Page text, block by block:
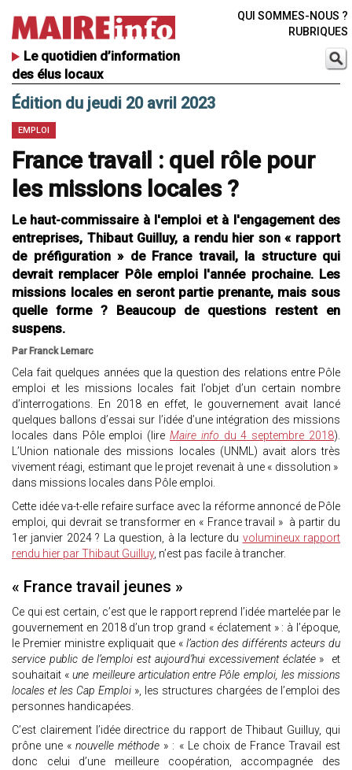
Le quotidien d’information
des élus locaux
QUI SOMMES-NOUS ?
RUBRIQUES
Édition du jeudi 20 avril 2023
EMPLOI
France travail : quel rôle pour
les missions locales ?
Le haut-commissaire à l'emploi et à l'engagement des
entreprises, Thibaut Guilluy, a rendu hier son « rapport
de préfiguration » de France travail, la structure qui
devrait remplacer Pôle emploi l'année prochaine. Les
missions locales en seront partie prenante, mais sous
quelle forme ? Beaucoup de questions restent en
suspens.
Par Franck Lemarc
Cela fait quelques années que la question des relations entre Pôle
emploi et les missions locales fait l’objet d’un certain nombre
d’interrogations. En 2018 en effet, le gouvernement avait lancé
quelques ballons d’essai sur l’idée d’une intégration des missions
locales dans Pôle emploi (lire Maire info du 4 septembre 2018).
L’Union nationale des missions locales (UNML) avait alors très
vivement réagi, estimant que le projet revenait à une « dissolution »
dans missions locales dans Pôle emploi.
Cette idée va-t-elle refaire surface avec la réforme annoncé de Pôle
emploi, qui devrait se transformer en « France travail » à partir du
1er janvier 2024 ? La question, à la lecture du volumineux rapport
rendu hier par Thibaut Guilluy, n’est pas facile à trancher.
« France travail jeunes »
Ce qui est certain, c’est que le rapport reprend l’idée martelée par le
gouvernement en 2018 d’un trop grand « éclatement » : à l’époque,
le Premier ministre expliquait que « l’action des différents acteurs du
service public de l’emploi est aujourd’hui excessivement éclatée» et
souhaitait « une meilleure articulation entre Pôle emploi, les missions
locales et les Cap Emploi », les structures chargées de l’emploi des
personnes handicapées.
C’est clairement l’idée directrice du rapport de Thibaut Guilluy, qui
prône une «nouvelle méthode » : « Le choix de France Travail est
donc celui d’une meilleure coopération, accompagnée des